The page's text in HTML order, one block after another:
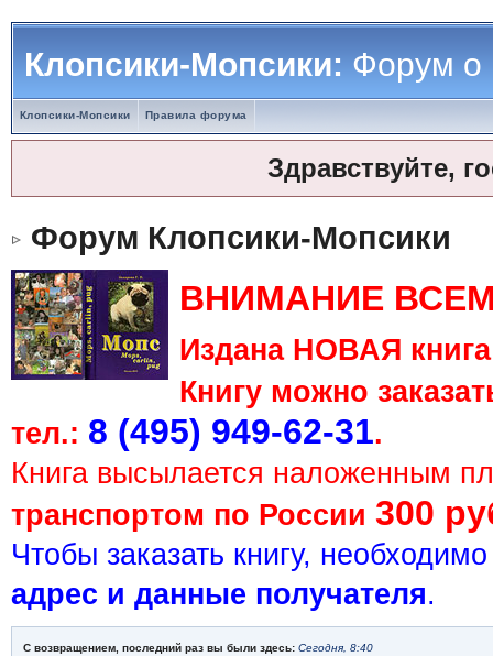
Клопсики-Мопсики:Форум о
Клопсики-Мопсики Правила форума
Здравствуйте,
Форум Клопсики-Мопсики
ВНИМАНИЕ
Издана НОВАЯ
Книгу можно
тел.: 8 (495) 949-62-31.
Книга высылается наложенным
транспортом по России 300
Чтобы заказать книгу,
адрес и данные получателя.
С возвращением, последний раз вы были здесь: Сегодня, 8:40